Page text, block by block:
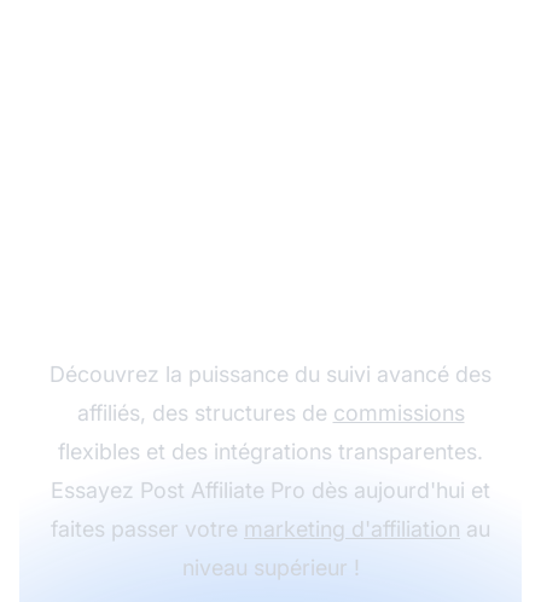
Découvrez la puissance du suivi avancé des
affiliés, des structures de commissions
flexibles et des intégrations transparentes.
Essayez Post Affiliate Pro dès aujourd'hui et
faites passer votre marketing d'affiliation au
niveau supérieur !